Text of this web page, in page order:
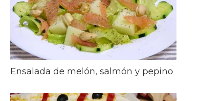
Ensalada de melón, salmón y pepino